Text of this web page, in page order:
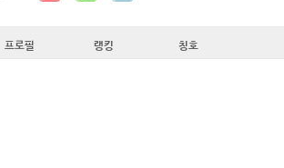
프로필 랭킹 칭호